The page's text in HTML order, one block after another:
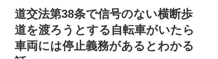
道交法第38条で信号のない横断歩
道を渡ろうとする自転車がいたら
車両には停止義務があるとわかる